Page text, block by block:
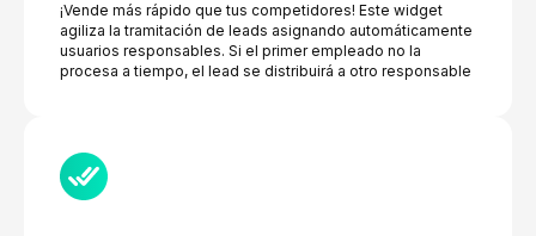
¡Vende más rápido que tus competidores! Este widget
agiliza la tramitación de leads asignando automáticamente
usuarios responsables. Si el primer empleado no la
procesa a tiempo, el lead se distribuirá a otro responsable